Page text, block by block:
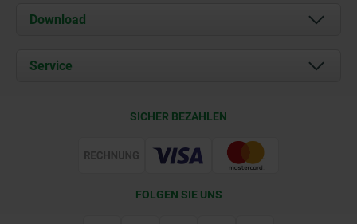
Über uns
Kontakt
Download
Service
SICHER BEZAHLEN
FOLGEN SIE UNS